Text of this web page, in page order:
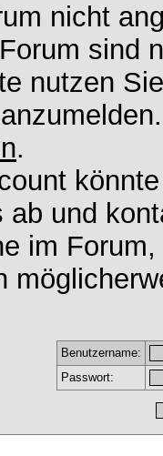
nicht
sind
nutzen
.
ab und
im
Benutzername:
Passwort: